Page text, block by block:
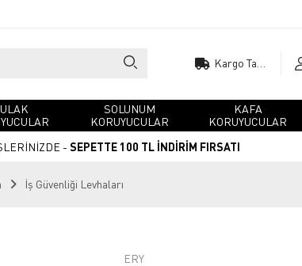
SOLUNUM
KORUYUCULAR
KAFA
KORUYUCULAR
- SEPETTE 100 TL İNDİRİM FIRSATI
İş Güvenliği Levhaları
ERY